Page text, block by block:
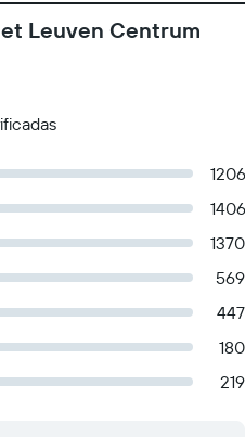
Leuven Centrum
1206
1406
1370
569
447
180
219